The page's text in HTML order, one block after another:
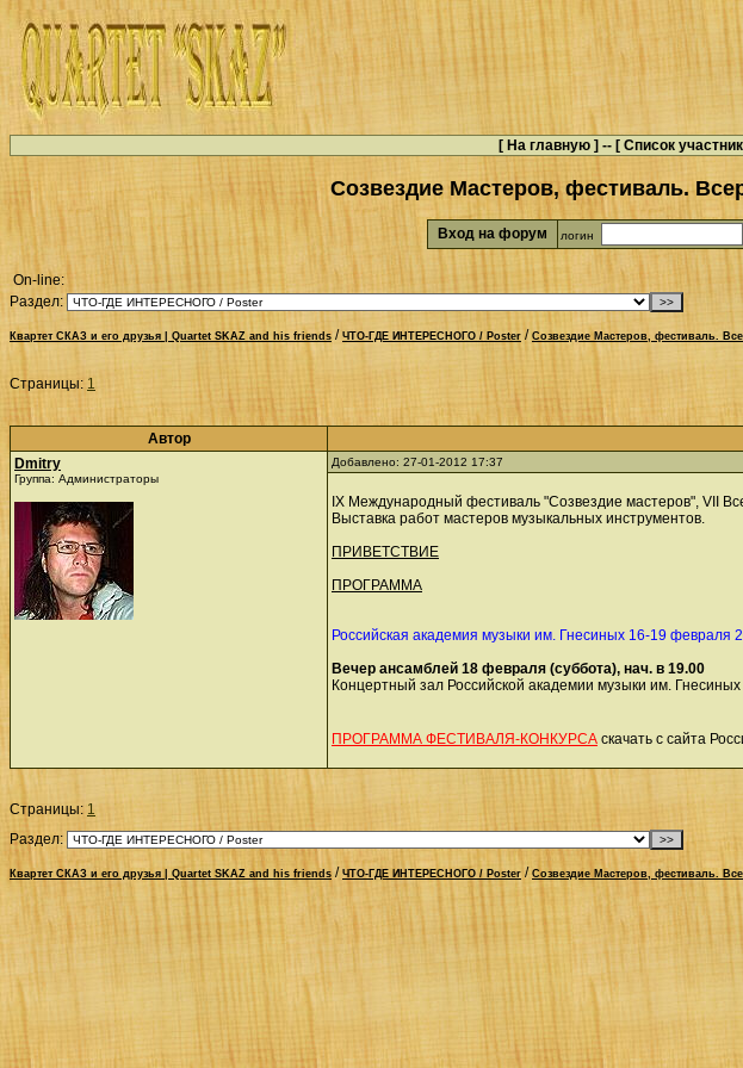
[ На главную ] -- [ Список
Созвездие Мастеров, фестиваль.
Вход на форум логин
On-line:
Раздел:
Квартет СКАЗ и его друзья | Quartet SKAZ and his friends / ЧТО-ГДЕ ИНТЕРЕСНОГО / Poster / Созвездие Мастеров, фестиваль.
Страницы: 1
Автор
Dmitry
Группа: Администраторы
Добавлено: 27-01-2012 17:37
IX Международный фестиваль "Созвездие мастеров", VII
Выставка работ мастеров музыкальных инструментов.
ПРИВЕТСТВИЕ
ПРОГРАММА
Российская академия музыки им. Гнесиных 16-19 февраля
Вечер ансамблей 18 февраля (суббота), нач. в 19.00
Концертный зал Российской академии музыки им. Гнесиных
ПРОГРАММА ФЕСТИВАЛЯ-КОНКУРСА скачать с сайта
Страницы: 1
Раздел:
Квартет СКАЗ и его друзья | Quartet SKAZ and his friends / ЧТО-ГДЕ ИНТЕРЕСНОГО / Poster / Созвездие Мастеров, фестиваль.